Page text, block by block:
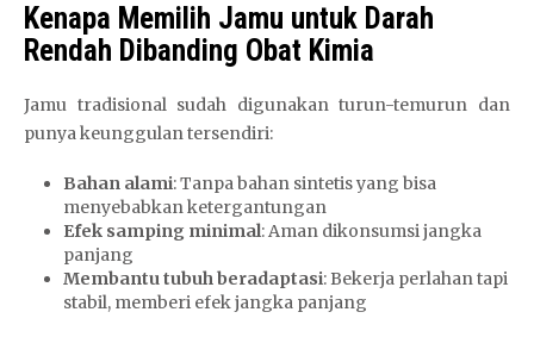
Kenapa Memilih Jamu untuk Darah
Rendah Dibanding Obat Kimia
Jamu tradisional sudah digunakan turun-temurun dan
punya keunggulan tersendiri:
Bahan alami: Tanpa bahan sintetis yang bisa
menyebabkan ketergantungan
Efek samping minimal: Aman dikonsumsi jangka
panjang
Membantu tubuh beradaptasi: Bekerja perlahan tapi
stabil, memberi efek jangka panjang